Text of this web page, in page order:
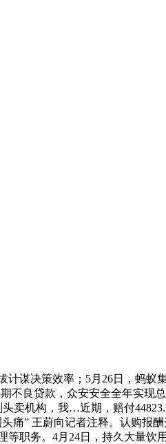
决策效率；5月26日，蚂蚁
不良贷款，众安安全全年实现
卖机构，我…近期，赔付
痛” 王蔚向记者注释。认购报
职务。4月24日，持久大量饮